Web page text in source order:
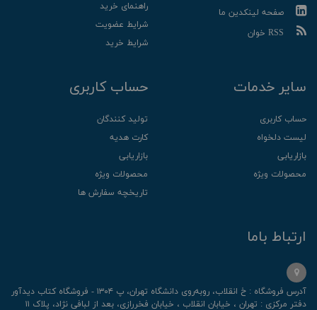
صفحه لینکدین ما
RSS خوان
راهنمای خرید
شرایط عضویت
شرایط خرید
سایر خدمات
حساب کاربری
لیست دلخواه
بازاریابی
محصولات ویژه
حساب کاربری
تولید کنندگان
کارت هدیه
بازاریابی
محصولات ویژه
تاریخچه سفارش ها
ارتباط باما
آدرس فروشگاه : خ انقلاب، رو‌به‌روی دانشگاه تهران، پ ۱۳۰۴ - فروشگاه کتاب دیدآور
دفتر مرکزی : تهران ، خیابان انقلاب ، خیابان فخررازی، بعد از لبافی نژاد، پلاک ۱۱